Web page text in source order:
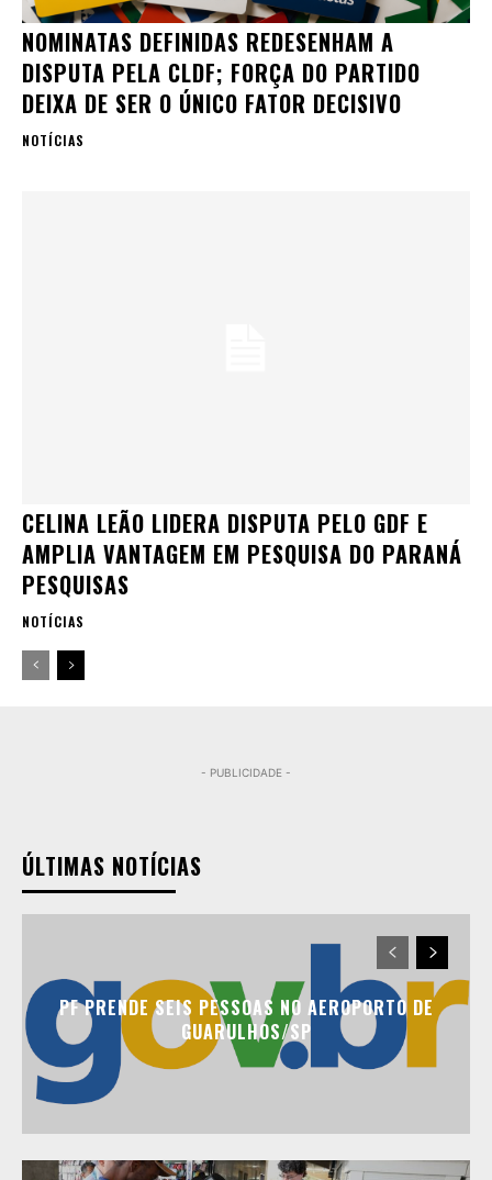
NOMINATAS DEFINIDAS REDESENHAM A
DISPUTA PELA CLDF; FORÇA DO PARTIDO
DEIXA DE SER O ÚNICO FATOR DECISIVO
NOTÍCIAS
CELINA LEÃO LIDERA DISPUTA PELO GDF E
AMPLIA VANTAGEM EM PESQUISA DO PARANÁ
PESQUISAS
NOTÍCIAS
- PUBLICIDADE -
ÚLTIMAS NOTÍCIAS
PF PRENDE SEIS PESSOAS NO AEROPORTO DE
GUARULHOS/SP